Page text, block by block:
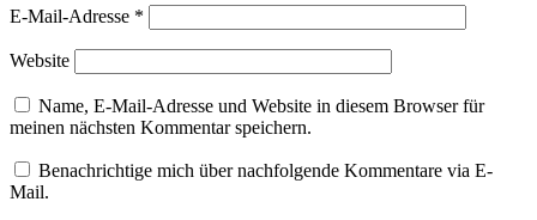
E-Mail-Adresse *
Website
Name, E-Mail-Adresse und Website in diesem Browser für
meinen nächsten Kommentar speichern.
Benachrichtige mich über nachfolgende Kommentare via E-
Mail.